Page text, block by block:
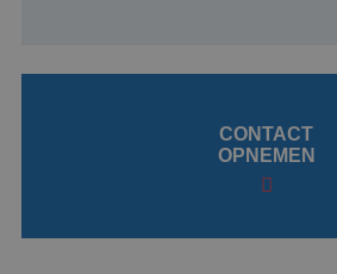
CONTACT
OPNEMEN
website kan niet goed worden